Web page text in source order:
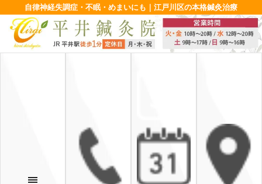
自律神経失調症・不眠・めまいにも｜江戸川区の本格鍼灸治療